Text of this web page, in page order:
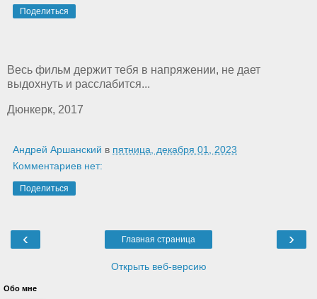
Поделиться
Весь фильм держит тебя в напряжении, не дает
выдохнуть и расслабится...
Дюнкерк, 2017
Андрей Аршанский в пятница, декабря 01, 2023
Комментариев нет:
Поделиться
‹ ›
Главная страница
Открыть веб-версию
Обо мне